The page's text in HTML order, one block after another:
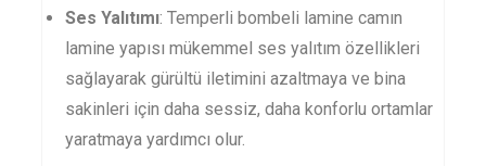
Ses Yalıtımı: Temperli bombeli lamine camın
lamine yapısı mükemmel ses yalıtım özellikleri
sağlayarak gürültü iletimini azaltmaya ve bina
sakinleri için daha sessiz, daha konforlu ortamlar
yaratmaya yardımcı olur.